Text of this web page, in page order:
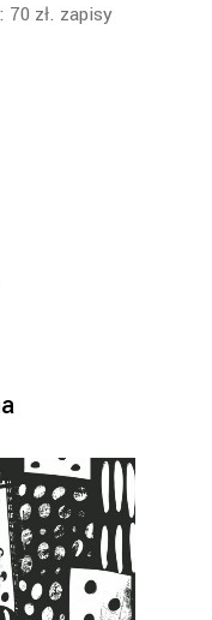
70 zł. zapisy